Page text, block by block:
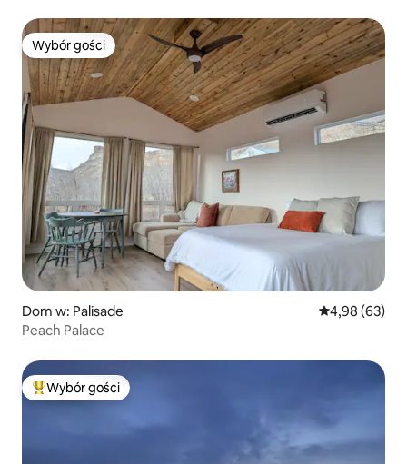
Wybór gości
Wybór gości
Dom w: Palisade Średnia
4,98 (63)
Peach Palace
Najpopularniejsze z kategorii Wybór gości
Wybór gości